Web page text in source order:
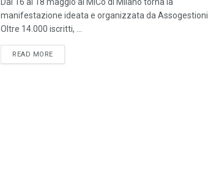
manifestazione ideata e organizzata da Assogestioni
Oltre 14.000 iscritti, ...
READ MOREDETAILS